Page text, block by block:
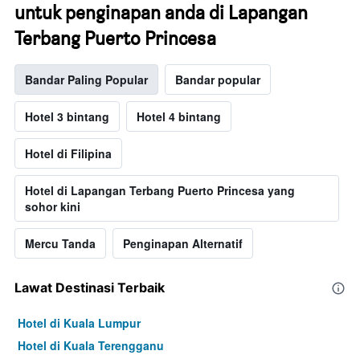
untuk penginapan anda di Lapangan
Terbang Puerto Princesa
Bandar Paling Popular Bandar popular
Hotel 3 bintang Hotel 4 bintang
Hotel di Filipina
Hotel di Lapangan Terbang Puerto Princesa yang
sohor kini
Mercu Tanda Penginapan Alternatif
Lawat Destinasi Terbaik
Hotel di Kuala Lumpur
Hotel di Kuala Terengganu